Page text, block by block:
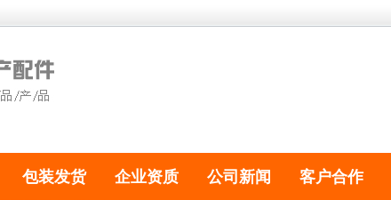
包装发货 企业资质 公司新闻 客户合作